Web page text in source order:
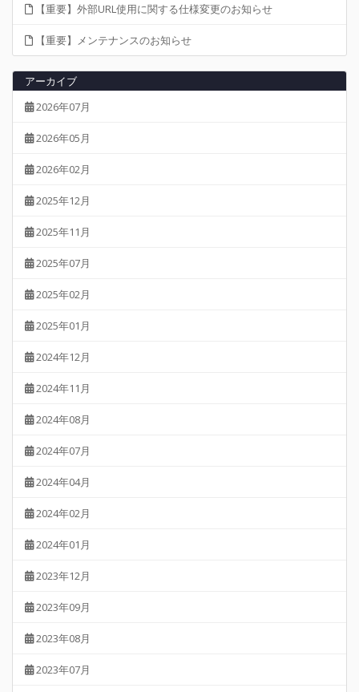
【重要】外部URL使用に関する仕様変更のお知らせ
【重要】メンテナンスのお知らせ
アーカイブ
2026年07月
2026年05月
2026年02月
2025年12月
2025年11月
2025年07月
2025年02月
2025年01月
2024年12月
2024年11月
2024年08月
2024年07月
2024年04月
2024年02月
2024年01月
2023年12月
2023年09月
2023年08月
2023年07月